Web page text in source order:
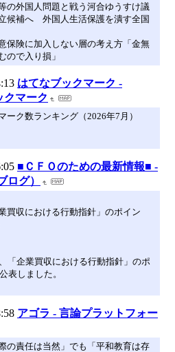
の外国人問題と戦う河合ゆうすけ議
候補へ 外国人生活保護を潰す全国
保険に加入しない層の考え方「金無
ので入り損」
はてなブックマーク -
クマーク
ーク数ランキング（2026年7月）
■ＣＦＯのための最新情報■ -
ログ）
収における行動指針」のポイン
「企業買収における行動指針」のポ
表しました。
アゴラ - 言論プラットフォー
の責任は当然」でも「平和教育は存